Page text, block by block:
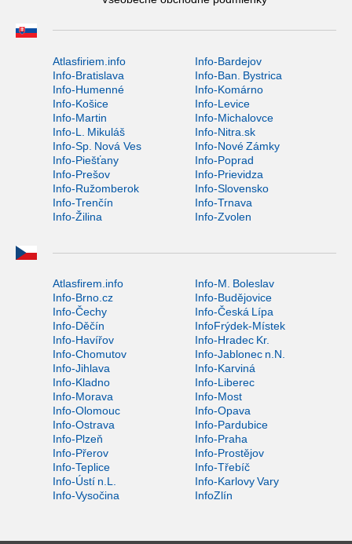
Atlasfiriem.info
Info-Bardejov
Info-Bratislava
Info-Ban. Bystrica
Info-Humenné
Info-Komárno
Info-Košice
Info-Levice
Info-Martin
Info-Michalovce
Info-L. Mikuláš
Info-Nitra.sk
Info-Sp. Nová Ves
Info-Nové Zámky
Info-Piešťany
Info-Poprad
Info-Prešov
Info-Prievidza
Info-Ružomberok
Info-Slovensko
Info-Trenčín
Info-Trnava
Info-Žilina
Info-Zvolen
Atlasfirem.info
Info-M. Boleslav
Info-Brno.cz
Info-Budějovice
Info-Čechy
Info-Česká Lípa
Info-Děčín
InfoFrýdek-Místek
Info-Havířov
Info-Hradec Kr.
Info-Chomutov
Info-Jablonec n.N.
Info-Jihlava
Info-Karviná
Info-Kladno
Info-Liberec
Info-Morava
Info-Most
Info-Olomouc
Info-Opava
Info-Ostrava
Info-Pardubice
Info-Plzeň
Info-Praha
Info-Přerov
Info-Prostějov
Info-Teplice
Info-Třebíč
Info-Ústí n.L.
Info-Karlovy Vary
Info-Vysočina
InfoZlín